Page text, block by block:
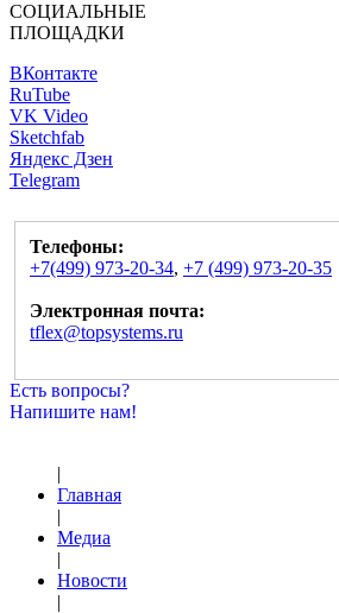
СОЦИАЛЬНЫЕ
ПЛОЩАДКИ
ВКонтакте
RuTube
VK Video
Sketchfab
Яндекс Дзен
Telegram
Телефоны:
+7(499) 973-20-34, +7 (499) 973-20-35
Электронная почта:
tflex@topsystems.ru
Есть вопросы?
Напишите нам!
|
Главная
|
Медиа
|
Новости
|